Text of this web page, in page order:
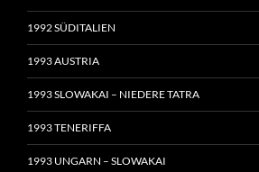
1992 SÜDITALIEN
1993 AUSTRIA
1993 SLOWAKAI – NIEDERE TATRA
1993 TENERIFFA
1993 UNGARN – SLOWAKAI